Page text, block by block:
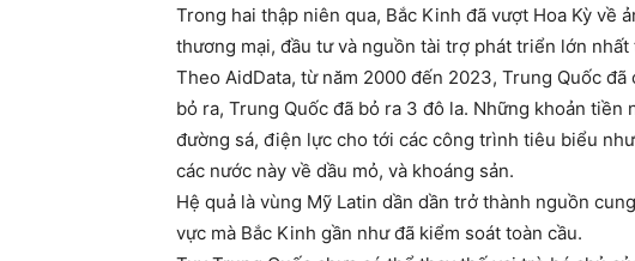
Trong hai thập niên qua, Bắc Kinh đã vượt Hoa Kỳ về
thương mại, đầu tư và nguồn tài trợ phát triển lớn
Theo AidData, từ năm 2000 đến 2023, Trung Quốc
bỏ ra, Trung Quốc đã bỏ ra 3 đô la. Những khoản
đường sá, điện lực cho tới các công trình tiêu biểu
các nước này về dầu mỏ, và khoáng sản.
Hệ quả là vùng Mỹ Latin dần dần trở thành nguồn
vực mà Bắc Kinh gần như đã kiểm soát toàn cầu.